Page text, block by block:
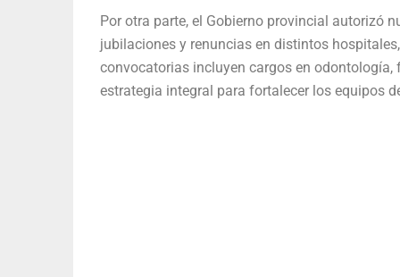
Por otra parte, el Gobierno provincial autorizó
jubilaciones y renuncias en distintos
convocatorias incluyen cargos en
estrategia integral para fortalecer los equipos